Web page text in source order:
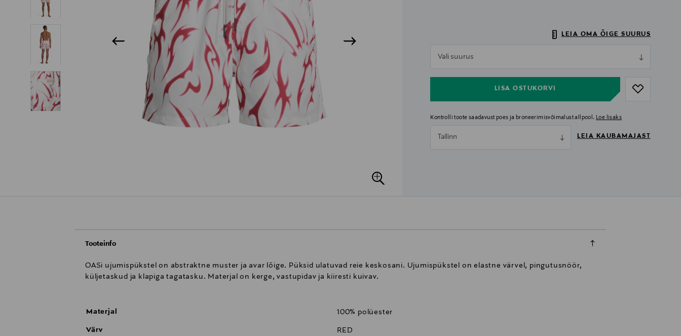
LEIA OMA ÕIGE SUURUS
Vali suurus
LISA OSTUKORVI
Kontrolli toote saadavust poes ja broneerimisvõimalust allpool. Loe lisaks
Tallinn LEIA KAUBAMAJAST
Tooteinfo
OASi ujumispükstel on abstraktne muster ja avar lõige. Püksid ulatuvad reie keskosani. Ujumispükstel on elastne värvel, pingutusnöör,
küljetaskud ja klapiga tagatasku. Materjal on kerge, vastupidav ja kiiresti kuivav.
Materjal 100% polüester
Värv RED